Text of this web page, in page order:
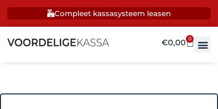
Compleet kassasysteem leasen
€0,00 0